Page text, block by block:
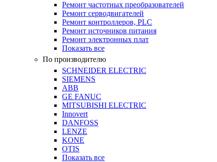
Ремонт частотных преобразователей
Ремонт серводвигателей
Ремонт контроллеров, PLC
Ремонт источников питания
Ремонт электронных плат
Показать все
По производителю
SCHNEIDER ELECTRIC
SIEMENS
ABB
GE FANUC
MITSUBISHI ELECTRIC
Innovert
DANFOSS
LENZE
KONE
OTIS
Показать все